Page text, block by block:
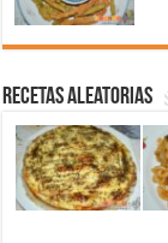
Recetas aleatorias